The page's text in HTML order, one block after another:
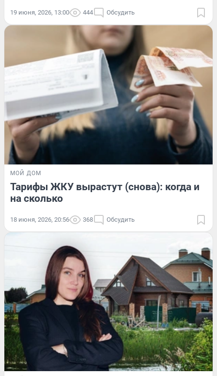
19 июня, 2026, 13:00 444 Обсудить
МОЙ ДОМ
Тарифы ЖКУ вырастут (снова): когда и
на сколько
18 июня, 2026, 20:56 368 Обсудить